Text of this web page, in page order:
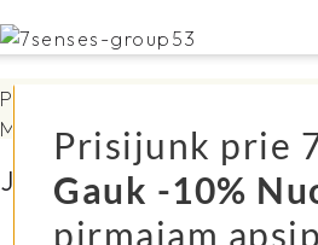
Pristatymo informacija
Mūsų mylimų klienčių
Jums taip pat gali
Prisijunk prie
Gauk -10%
pirmajam